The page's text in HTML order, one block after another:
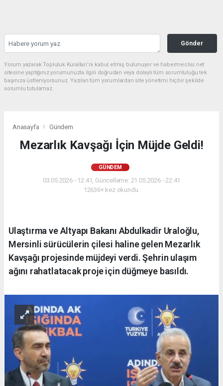
Gönder
Yorum yazarak Topluluk Kuralları’nı kabul etmiş bulunuyor ve habermeclisi.net
sitesine yaptığınız yorumunuzla ilgili doğrudan veya dolaylı tüm sorumluluğu tek
başınıza üstleniyorsunuz. Yazılan tüm yorumlardan site yönetimi hiçbir şekilde
sorumlu tutulamaz.
Anasayfa Gündem
Mezarlık Kavşağı İçin Müjde Geldi!
GÜNDEM
03.05.2026 - 12:41, Güncelleme: 21.05.2026 - 22:41
12636+ kez okundu.
Ulaştırma ve Altyapı Bakanı Abdulkadir Uraloğlu,
Mersinli sürücülerin çilesi haline gelen Mezarlık
Kavşağı projesinde müjdeyi verdi. Şehrin ulaşım
ağını rahatlatacak proje için düğmeye basıldı.